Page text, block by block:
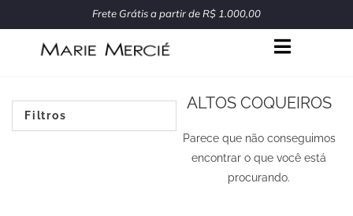
para
Frete Grátis a partir de R$ 1.000,00
Filtros
ALTOS COQUEIROS
Parece que não conseguimos
encontrar o que você está
procurando.